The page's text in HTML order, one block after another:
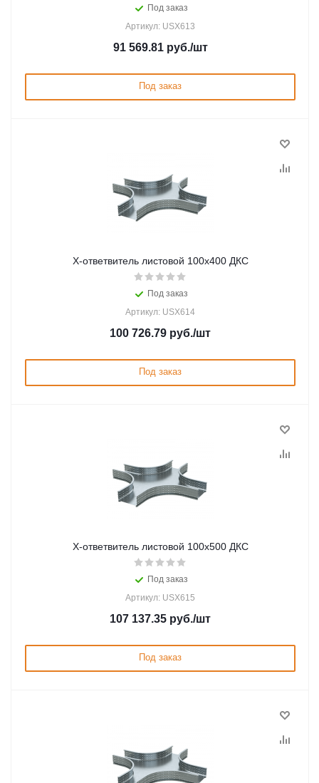
Под заказ
Артикул: USX613
91 569.81руб./шт
Под заказ
Х-ответвитель листовой 100х400 ДКС
Под заказ
Артикул: USX614
100 726.79 руб./шт
Под заказ
Х-ответвитель листовой 100х500 ДКС
Под заказ
Артикул: USX615
107 137.35 руб./шт
Под заказ